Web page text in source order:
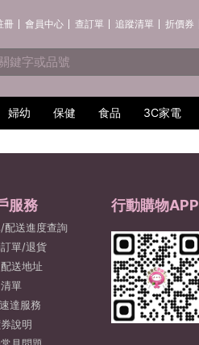
冊 會員中心 查訂單 追蹤清單 折價券
婦幼 保健 食品 3C家電
服務
配送進度查詢
單/退貨
送地址
單
達服務
說明
行動購物APP